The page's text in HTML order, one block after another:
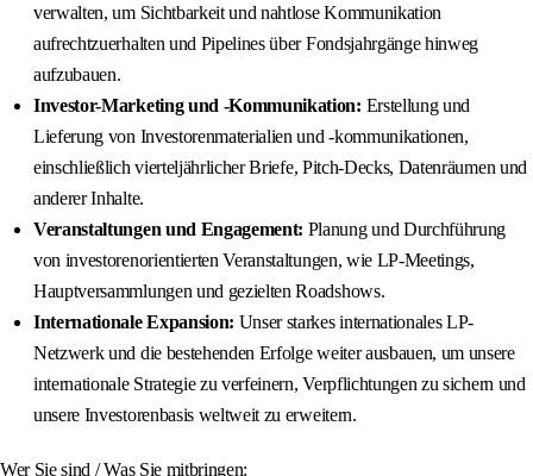
verwalten, um Sichtbarkeit und nahtlose Kommunikation
aufrechtzuerhalten und Pipelines über Fondsjahrgänge hinweg
aufzubauen.
Investor-Marketing und -Kommunikation: Erstellung und
Lieferung von Investorenmaterialien und -kommunikationen,
einschließlich vierteljährlicher Briefe, Pitch-Decks, Datenräumen und
anderer Inhalte.
Veranstaltungen und Engagement: Planung und Durchführung
von investorenorientierten Veranstaltungen, wie LP-Meetings,
Hauptversammlungen und gezielten Roadshows.
Internationale Expansion: Unser starkes internationales LP-
Netzwerk und die bestehenden Erfolge weiter ausbauen, um unsere
internationale Strategie zu verfeinern, Verpflichtungen zu sichern und
unsere Investorenbasis weltweit zu erweitern.
Wer Sie sind / Was Sie mitbringen: